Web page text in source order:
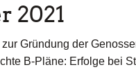
2021
Gründung der
B-Pläne: Erfolge bei